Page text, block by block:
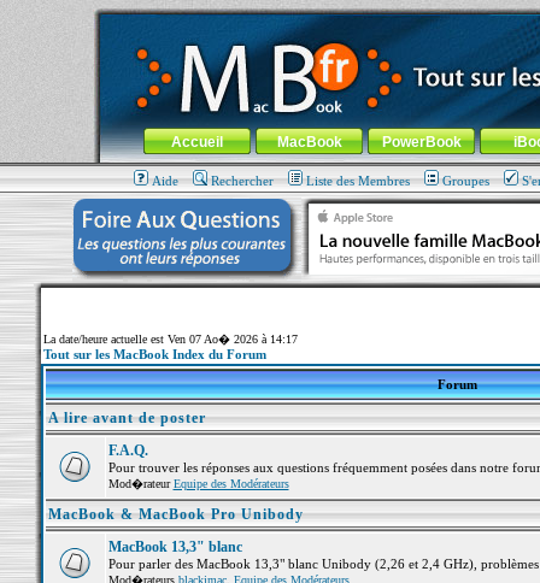
MacBook-fr.com : 100% Apple... 100% nomade !
Aller au contenu-Aller au menu général-Aller au menu de
Menu général
Accueil MacBook PowerBook
Aide Rechercher Liste des Membres Groupes
La date/heure actuelle est Ven 07 Ao� 2026 à 14:17
Tout sur les MacBook Index du Forum
Forum
A lire avant de poster
F.A.Q.
Pour trouver les réponses aux questions fréquemment posées dans notre
Mod�rateurEquipe des Modérateurs
MacBook & MacBook Pro Unibody
MacBook 13,3" blanc
Pour parler des MacBook 13,3" blanc Unibody (2,26 et 2,4 GHz),
Mod�rateurs blackjmac, Equipe des Modérateurs